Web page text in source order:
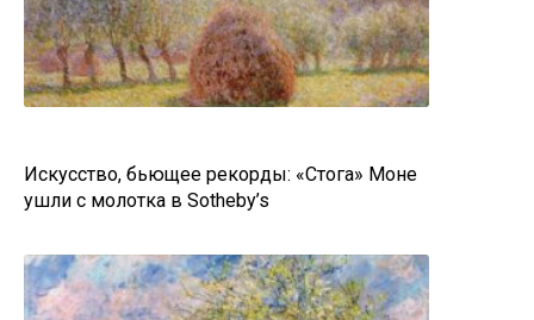
Искусство, бьющее рекорды: «Стога» Моне
ушли с молотка в Sotheby’s